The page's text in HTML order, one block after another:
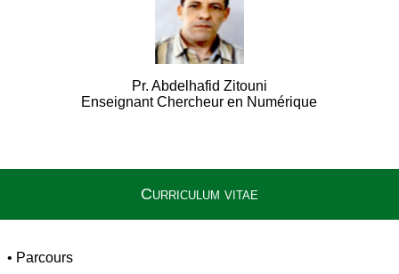
Pr. Abdelhafid Zitouni
Enseignant Chercheur en Numérique
Curriculum vitae
• Parcours